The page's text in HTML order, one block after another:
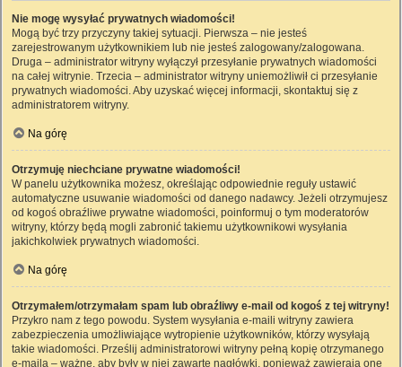
Nie mogę wysyłać prywatnych wiadomości!
Mogą być trzy przyczyny takiej sytuacji. Pierwsza – nie jesteś
zarejestrowanym użytkownikiem lub nie jesteś zalogowany/zalogowana.
Druga – administrator witryny wyłączył przesyłanie prywatnych wiadomości
na całej witrynie. Trzecia – administrator witryny uniemożliwił ci przesyłanie
prywatnych wiadomości. Aby uzyskać więcej informacji, skontaktuj się z
administratorem witryny.
Na górę
Otrzymuję niechciane prywatne wiadomości!
W panelu użytkownika możesz, określając odpowiednie reguły ustawić
automatyczne usuwanie wiadomości od danego nadawcy. Jeżeli otrzymujesz
od kogoś obraźliwe prywatne wiadomości, poinformuj o tym moderatorów
witryny, którzy będą mogli zabronić takiemu użytkownikowi wysyłania
jakichkolwiek prywatnych wiadomości.
Na górę
Otrzymałem/otrzymałam spam lub obraźliwy e-mail od kogoś z tej witryny!
Przykro nam z tego powodu. System wysyłania e-maili witryny zawiera
zabezpieczenia umożliwiające wytropienie użytkowników, którzy wysyłają
takie wiadomości. Prześlij administratorowi witryny pełną kopię otrzymanego
e-maila – ważne, aby były w niej zawarte nagłówki, ponieważ zawierają one